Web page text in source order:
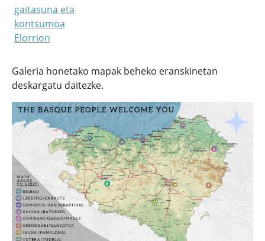
gaitasuna eta
kontsumoa
Elorrion
Galeria honetako mapak beheko eranskinetan
deskargatu daitezke.